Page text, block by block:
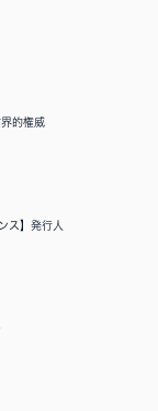
的権威
ス】発行人